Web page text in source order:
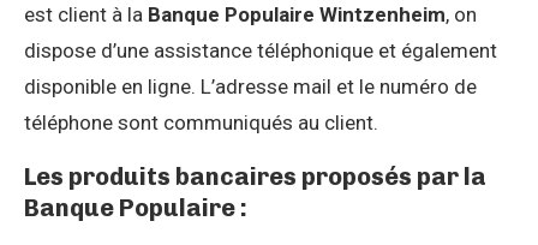
est client à la Banque Populaire Wintzenheim, on
dispose d’une assistance téléphonique et également
disponible en ligne. L’adresse mail et le numéro de
téléphone sont communiqués au client.
Les produits bancaires proposés par la
Banque Populaire :